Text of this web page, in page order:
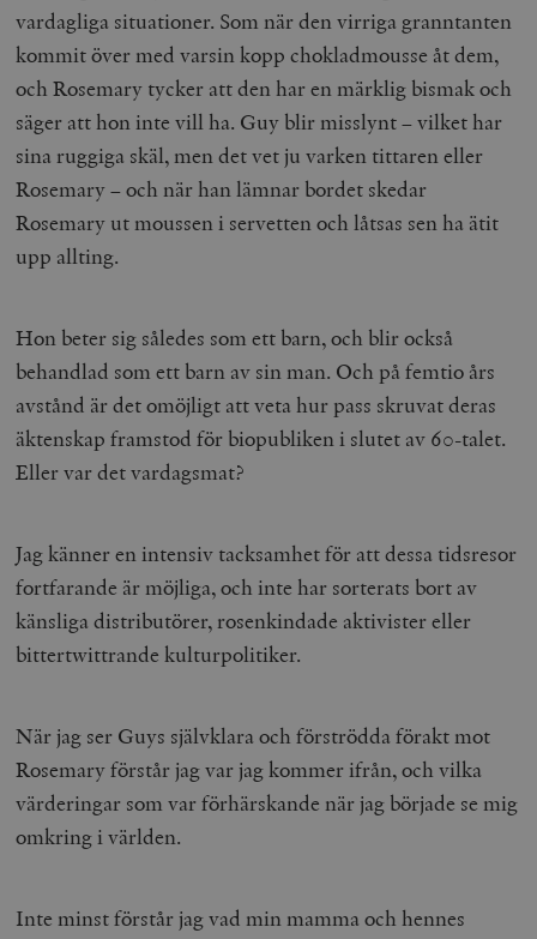
vardagliga situationer. Som när den virriga granntanten
kommit över med varsin kopp chokladmousse åt dem,
och Rosemary tycker att den har en märklig bismak och
säger att hon inte vill ha. Guy blir misslynt – vilket har
sina ruggiga skäl, men det vet ju varken tittaren eller
Rosemary – och när han lämnar bordet skedar
Rosemary ut moussen i servetten och låtsas sen ha ätit
upp allting.
Hon beter sig således som ett barn, och blir också
behandlad som ett barn av sin man. Och på femtio års
avstånd är det omöjligt att veta hur pass skruvat deras
äktenskap framstod för biopubliken i slutet av 60-talet.
Eller var det vardagsmat?
Jag känner en intensiv tacksamhet för att dessa tidsresor
fortfarande är möjliga, och inte har sorterats bort av
känsliga distributörer, rosenkindade aktivister eller
bittertwittrande kulturpolitiker.
När jag ser Guys självklara och förströdda förakt mot
Rosemary förstår jag var jag kommer ifrån, och vilka
värderingar som var förhärskande när jag började se mig
omkring i världen.
Inte minst förstår jag vad min mamma och hennes